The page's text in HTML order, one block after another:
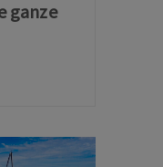
ganze